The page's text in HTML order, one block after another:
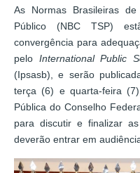
As Normas Brasileiras
Público (NBC TSP)
convergência para
pelo International Public
(Ipsasb), e serão
terça (6) e quarta-feira
Pública do Conselho
para discutir e finalizar
deverão entrar em